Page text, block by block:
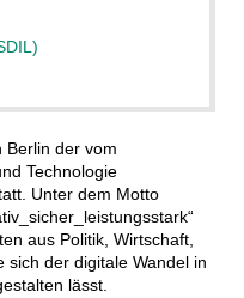
Berlin der vom
Technologie
Unter dem Motto
aus Politik, Wirtschaft,
sich der digitale Wandel in
lässt.